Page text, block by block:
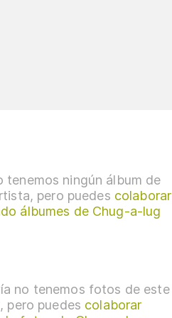
tenemos ningún álbum de
pero puedes colaborar
álbumes de Chug-a-lug
no tenemos fotos de este
pero puedes colaborar